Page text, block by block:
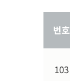
번호
103